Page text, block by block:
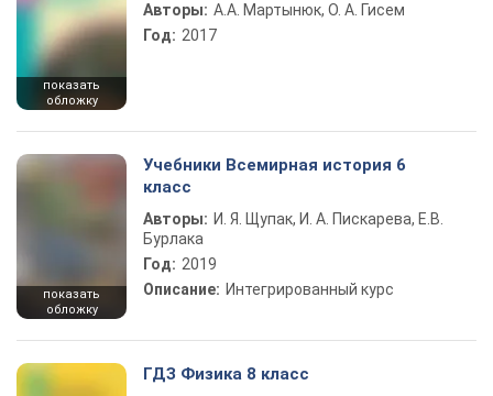
показать
обложку
Авторы: А.А. Мартынюк, О. А. Гисем
Год: 2017
показать
обложку
Учебники Всемирная история 6
класс
Авторы: И. Я. Щупак, И. А. Пискарева, Е.В.
Бурлака
Год: 2019
Описание: Интегрированный курс
ГДЗ Физика 8 класс